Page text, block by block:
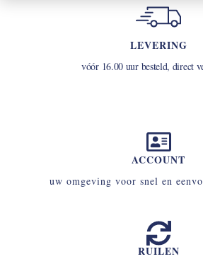
LEVERING
vóór 16.00 uur besteld, direct
ACCOUNT
uw omgeving voor snel en
RUILEN